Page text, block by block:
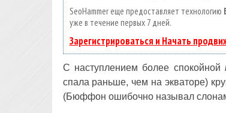
SeoHammer еще предоставляет технологию
уже в течение первых 7 дней.
Зарегистрироваться и Начать
С наступлением более спокойной
спала раньше, чем на экваторе)
(Бюффон ошибочно называл